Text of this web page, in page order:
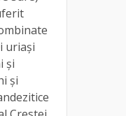
uriași
și
şi